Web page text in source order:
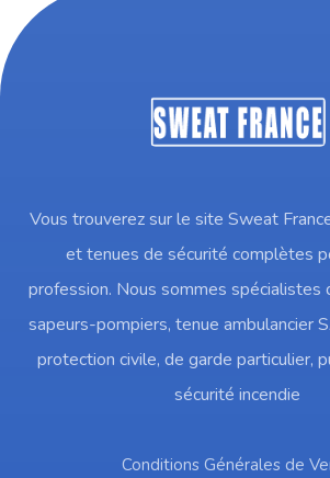
Vous trouverez sur le site Sweat
et tenues de sécurité complètes
profession. Nous sommes spécialistes
sapeurs-pompiers, tenue ambulancier
protection civile, de garde particulier,
sécurité incendie
Conditions Générales de